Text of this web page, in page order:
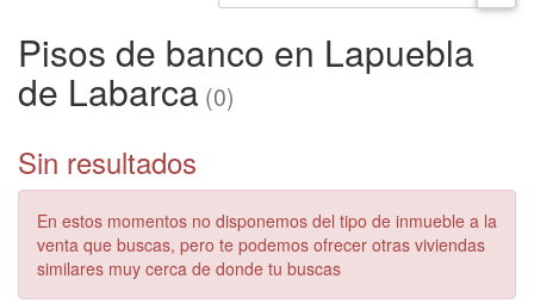
Pisos de banco en Lapuebla
de Labarca (0)
Sin resultados
En estos momentos no disponemos del tipo de inmueble a la
venta que buscas, pero te podemos ofrecer otras viviendas
similares muy cerca de donde tu buscas